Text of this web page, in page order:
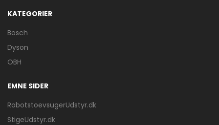
KATEGORIER
Bosch
Dyson
OBH
EMNE SIDER
RobotstoevsugerUdstyr.dk
StigeUdstyr.dk